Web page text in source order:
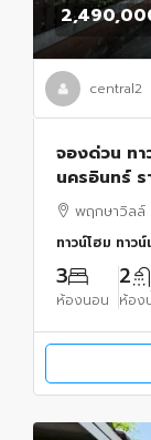
central2
จองด่วน ทา
นครอินทร์ ร
พฤกษาวิลล์
ทาวน์โฮม ทาวน์
3
ห้องนอน
2
ห้อง